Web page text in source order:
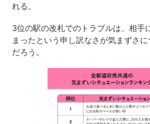
れる。
3位の駅の改札でのトラブルは、相手
まったという申し訳なさが気まずさ
だろう。